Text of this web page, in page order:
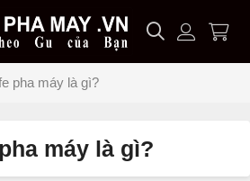
pha máy là gì?
máy là gì?